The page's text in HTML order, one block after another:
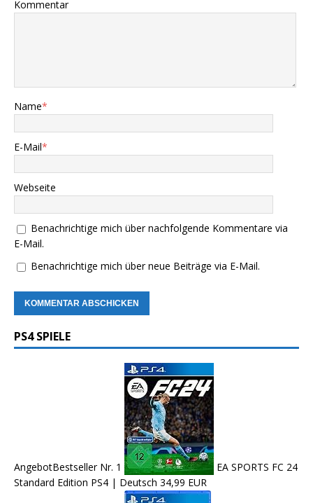
Kommentar
Name*
E-Mail*
Webseite
Benachrichtige mich über nachfolgende Kommentare via
E-Mail.
Benachrichtige mich über neue Beiträge via E-Mail.
PS4 SPIELE
AngebotBestseller Nr. 1
EA SPORTS FC 24
Standard Edition PS4 | Deutsch 34,99 EUR